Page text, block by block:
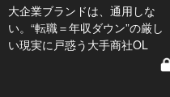
大企業ブランドは、通用しな
い。“転職＝年収ダウン”の厳し
い現実に戸惑う大手商社OL